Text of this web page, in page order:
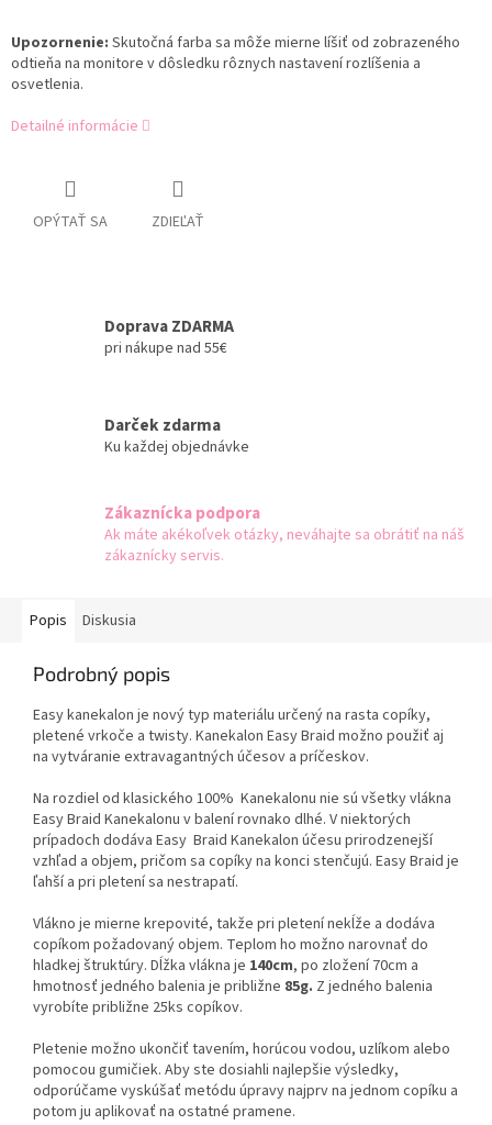
Upozornenie: Skutočná farba sa môže mierne líšiť od zobrazeného
odtieňa na monitore v dôsledku rôznych nastavení rozlíšenia a
osvetlenia.
Detailné informácie
OPÝTAŤ SA ZDIEĽAŤ
Doprava ZDARMA
pri nákupe nad 55€
Darček zdarma
Ku každej objednávke
Zákaznícka podpora
Ak máte akékoľvek otázky, neváhajte sa obrátiť na náš
zákaznícky servis.
Popis Diskusia
Podrobný popis
Easy kanekalon je nový typ materiálu určený na rasta copíky,
pletené vrkoče a twisty. Kanekalon Easy Braid možno použiť aj
na vytváranie extravagantných účesov a príčeskov.
Na rozdiel od klasického 100% Kanekalonu nie sú všetky vlákna
Easy Braid Kanekalonu v balení rovnako dlhé. V niektorých
prípadoch dodáva Easy Braid Kanekalon účesu prirodzenejší
vzhľad a objem, pričom sa copíky na konci stenčujú. Easy Braid je
ľahší a pri pletení sa nestrapatí.
Vlákno je mierne krepovité, takže pri pletení nekĺže a dodáva
copíkom požadovaný objem. Teplom ho možno narovnať do
hladkej štruktúry. Dĺžka vlákna je 140cm, po zložení 70cm a
hmotnosť jedného balenia je približne 85g. Z jedného balenia
vyrobíte približne 25ks copíkov.
Pletenie možno ukončiť tavením, horúcou vodou, uzlíkom alebo
pomocou gumičiek. Aby ste dosiahli najlepšie výsledky,
odporúčame vyskúšať metódu úpravy najprv na jednom copíku a
potom ju aplikovať na ostatné pramene.